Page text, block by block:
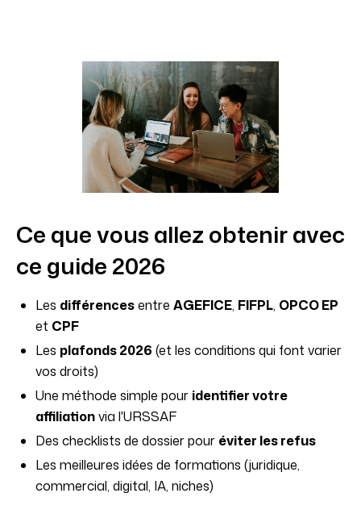
Ce que vous allez obtenir avec
ce guide 2026
Les différencesentre AGEFICE, FIFPL, OPCO EP
et CPF
Les plafonds 2026 (et les conditions qui font varier
vos droits)
Une méthode simple pour identifier votre
affiliationvia l'URSSAF
Des checklists de dossier pour éviter les refus
Les meilleures idées de formations (juridique,
commercial, digital, IA, niches)